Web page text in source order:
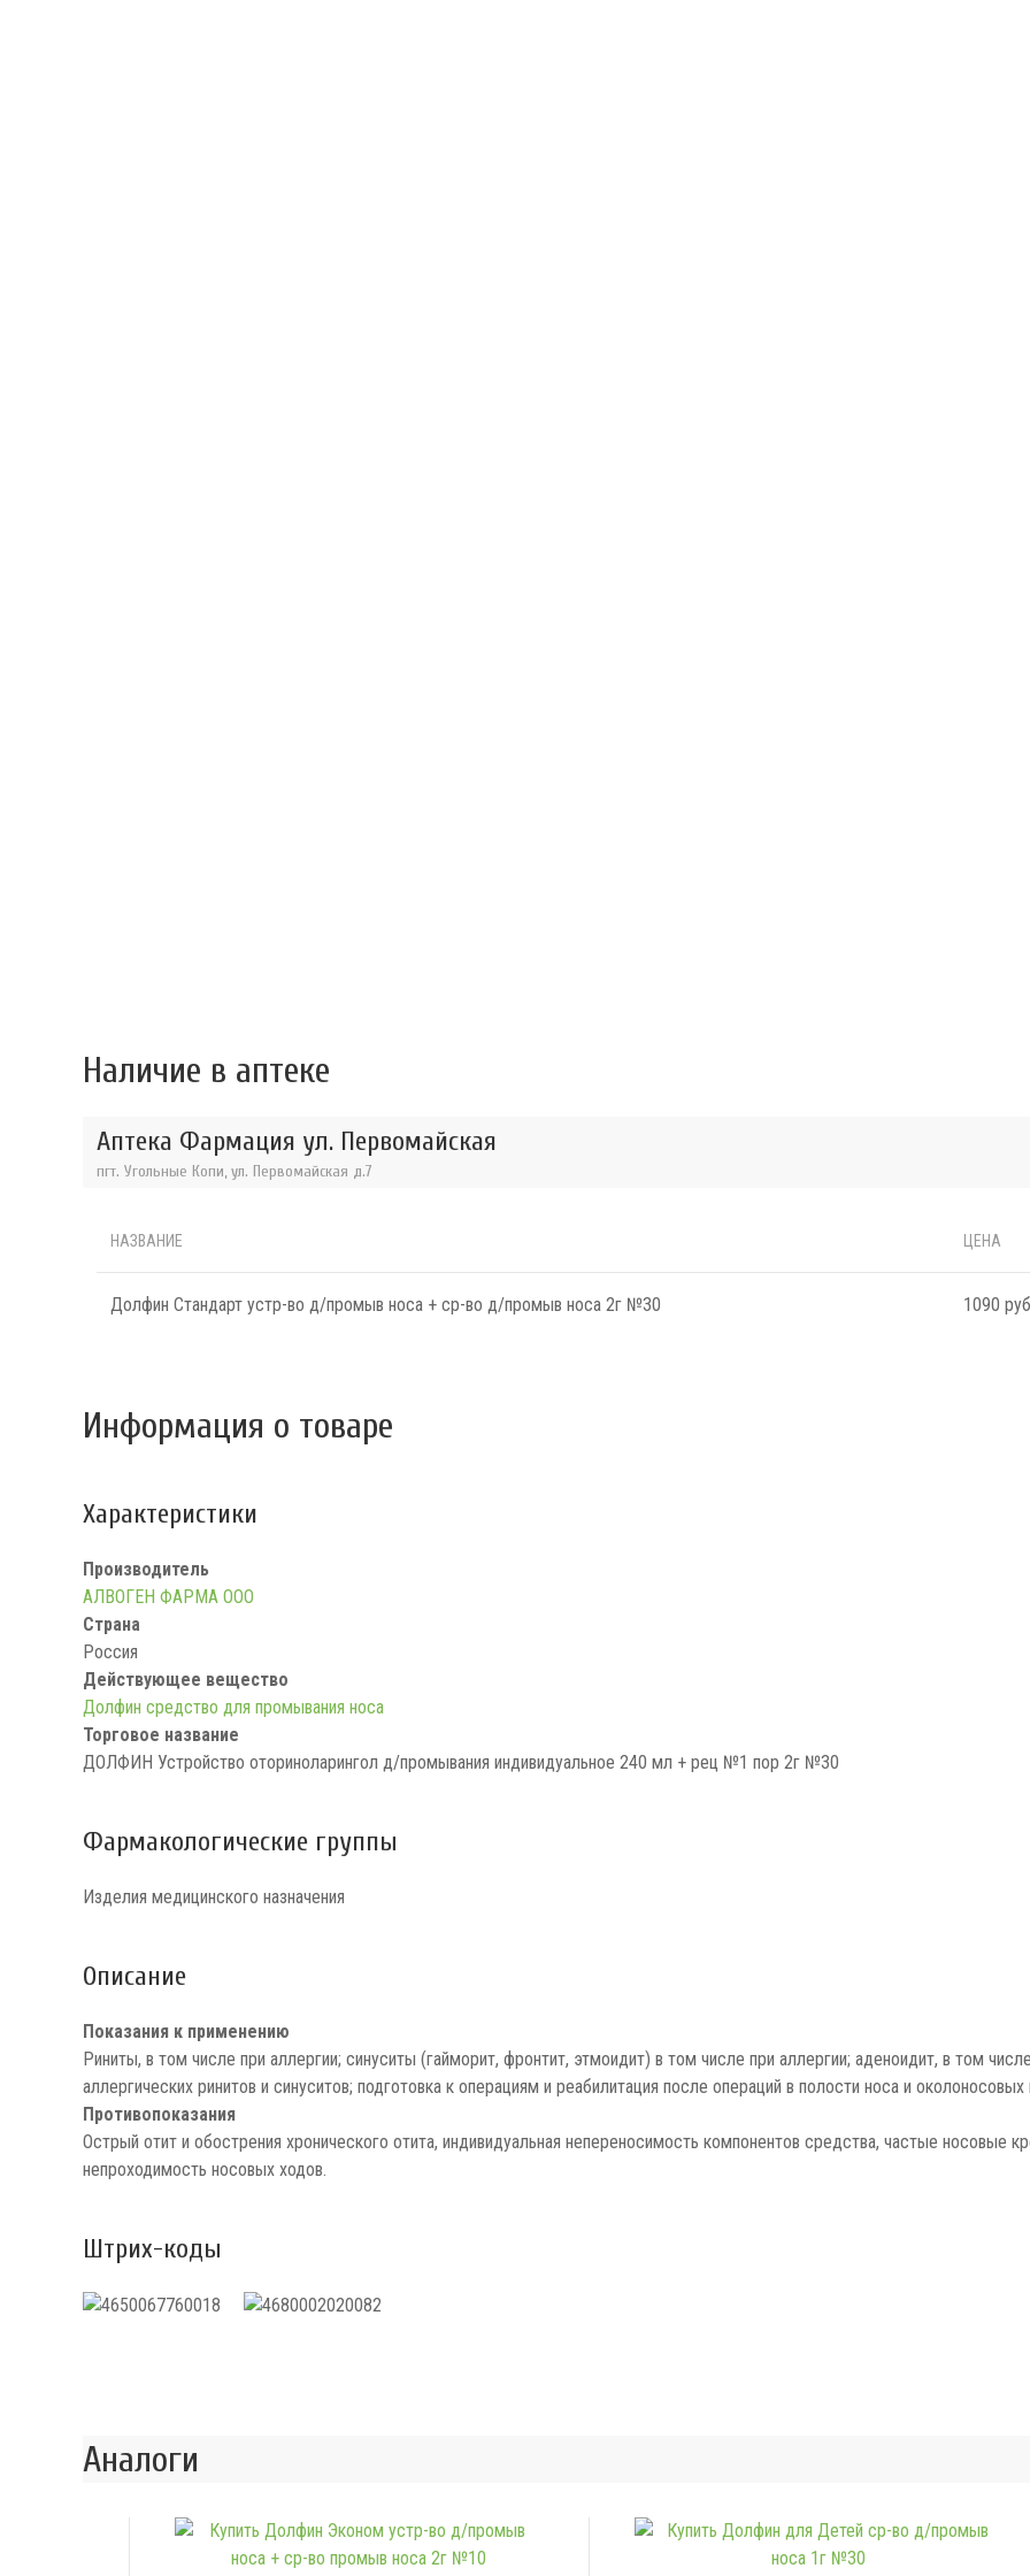
Наличие в аптеке
Аптека Фармация ул. Первомайская
пгт. Угольные Копи, ул. Первомайская д.7
НАЗВАНИЕ ЦЕНА
Долфин Стандарт устр-во д/промыв носа + ср-во д/промыв носа 2г №30 1090
Информация о товаре
Характеристики
Производитель
АЛВОГЕН ФАРМА ООО
Страна
Россия
Действующее вещество
Долфин средство для промывания носа
Торговое название
ДОЛФИН Устройство оториноларингол д/промывания индивидуальное 240 мл + рец №1 пор 2г №30
Фармакологические группы
Изделия медицинского назначения
Описание
Показания к применению
Риниты, в том числе при аллергии; синуситы (гайморит, фронтит, этмоидит) в том числе при аллергии; аденоидит, в том
аллергических ринитов и синуситов; подготовка к операциям и реабилитация после операций в полости носа и
Противопоказания
Острый отит и обострения хронического отита, индивидуальная непереносимость компонентов средства, частые носовые
непроходимость носовых ходов.
Штрих-коды
Аналоги